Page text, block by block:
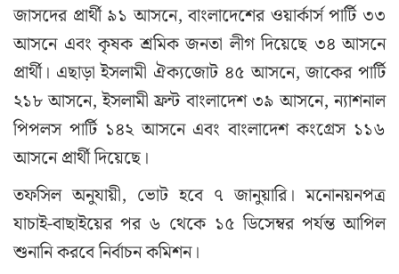
জাসদের প্রার্থী ৯১ আসনে, বাংলাদেশের ওয়ার্কার্স পার্টি ৩৩
আসনে এবং কৃষক শ্রমিক জনতা লীগ দিয়েছে ৩৪ আসনে
প্রার্থী। এছাড়া ইসলামী ঐক্যজোট ৪৫ আসনে, জাকের পার্টি
২১৮ আসনে, ইসলামী ফ্রন্ট বাংলাদেশ ৩৯ আসনে, ন্যাশনাল
পিপলস পার্টি ১৪২ আসনে এবং বাংলাদেশ কংগ্রেস ১১৬
আসনে প্রার্থী দিয়েছে।
তফসিল অনুযায়ী, ভোট হবে ৭ জানুয়ারি। মনোনয়নপত্র
যাচাই-বাছাইয়ের পর ৬ থেকে ১৫ ডিসেম্বর পর্যন্ত আপিল
শুনানি করবে নির্বাচন কমিশন।